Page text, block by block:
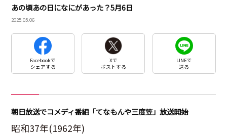
あの頃あの日になにがあった？5月6日
2025.05.06
Facebookで
シェアする
Xで
ポストする
LINEで
送る
朝日放送でコメディ番組「てなもんや三度笠」放送開始
昭和37年(1962年)